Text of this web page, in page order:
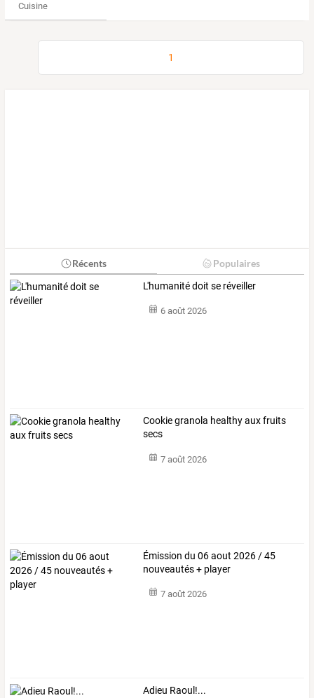
Cuisine
1
Récents Populaires
L'humanité doit se réveiller
6 août 2026
Cookie granola healthy aux fruits
secs
7 août 2026
Émission du 06 aout 2026 / 45
nouveautés + player
7 août 2026
Adieu Raoul!...